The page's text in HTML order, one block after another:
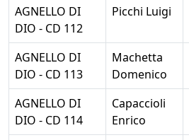
AGNELLO DI
DIO - CD 112
Picchi Luigi
AGNELLO DI
DIO - CD 113
Machetta
Domenico
AGNELLO DI
DIO - CD 114
Capaccioli
Enrico